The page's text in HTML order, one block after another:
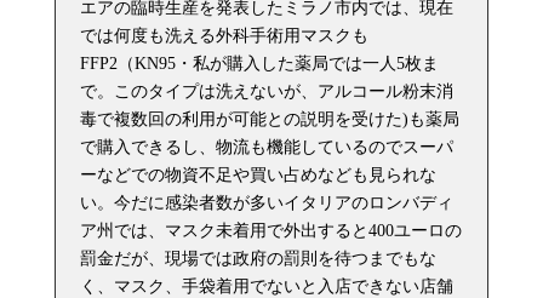
エアの臨時生産を発表したミラノ市内では、現在
では何度も洗える外科手術用マスクも
FFP2（KN95・私が購入した薬局では一人5枚ま
で。このタイプは洗えないが、アルコール粉末消
毒で複数回の利用が可能との説明を受けた)も薬局
で購入できるし、物流も機能しているのでスーパ
ーなどでの物資不足や買い占めなども見られな
い。今だに感染者数が多いイタリアのロンバディ
ア州では、マスク未着用で外出すると400ユーロの
罰金だが、現場では政府の罰則を待つまでもな
く、マスク、手袋着用でないと入店できない店舗